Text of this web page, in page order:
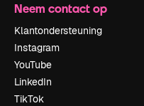
Neem contact op
Klantondersteuning
Instagram
YouTube
LinkedIn
TikTok